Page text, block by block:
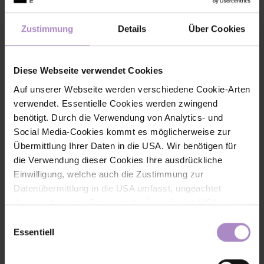
Zustimmung Details Über Cookies
Diese Webseite verwendet Cookies
Auf unserer Webseite werden verschiedene Cookie-Arten
verwendet. Essentielle Cookies werden zwingend
benötigt. Durch die Verwendung von Analytics- und
Social Media-Cookies kommt es möglicherweise zur
Übermittlung Ihrer Daten in die USA. Wir benötigen für
die Verwendung dieser Cookies Ihre ausdrückliche
Einwilligung, welche auch die Zustimmung zur
Datenübermittlung in die USA umfasst, ungeachtet
dessen, dass das Datenschutzniveau in den USA nicht
für die Rechte und Freiheiten der betroffenen Personen
nach sich ziehen kann. Die Einwilligung erteilen Sie
dadurch, dass Sie die ausgewählten Cookies durch
Essentiell
< zurück zur Übersicht